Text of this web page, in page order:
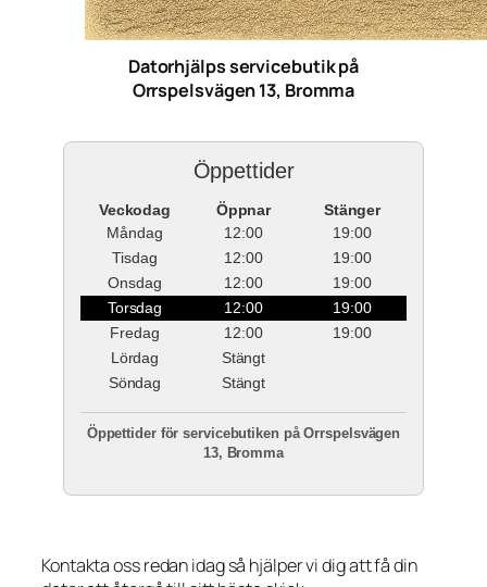
Datorhjälps servicebutik på
Orrspelsvägen 13, Bromma
Öppettider
Veckodag Öppnar
Stänger
Måndag
12:00
19:00
Tisdag
12:00
19:00
Onsdag
12:00
19:00
Torsdag
12:00
19:00
Fredag
12:00
19:00
Lördag
Stängt
Söndag
Stängt
Öppettider för servicebutiken på Orrspelsvägen
13, Bromma
Kontakta oss redan idag så hjälper vi dig att få din